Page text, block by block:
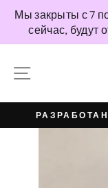
Перейти
непосредственно
Мы закрыты с 7
сейчас, будут